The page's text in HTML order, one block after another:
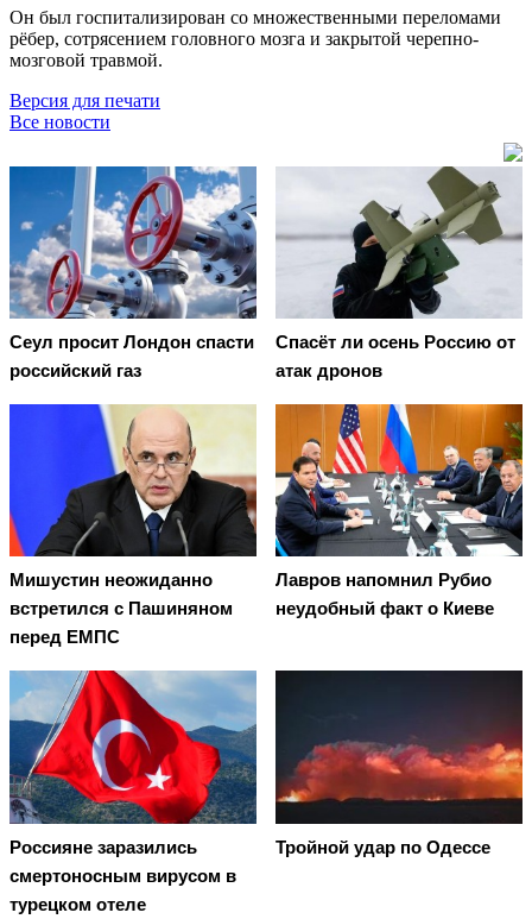
Он был госпитализирован со множественными переломами
рёбер, сотрясением головного мозга и закрытой черепно-
мозговой травмой.
Версия для печати
Все новости
Сеул просит Лондон спасти
российский газ
Спасёт ли осень Россию от
атак дронов
Мишустин неожиданно
встретился с Пашиняном
перед ЕМПС
Лавров напомнил Рубио
неудобный факт о Киеве
Россияне заразились
смертоносным вирусом в
турецком отеле
Тройной удар по Одессe